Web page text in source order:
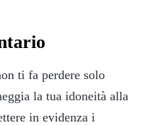
ti fa perdere solo
la tua idoneità alla
in evidenza i